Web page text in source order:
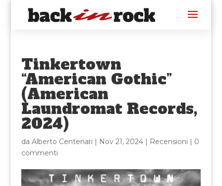
Tinkertown
“American Gothic”
(American
Laundromat Records,
2024)
da Alberto Centenari | Nov 21, 2024| Recensioni | 0
commenti